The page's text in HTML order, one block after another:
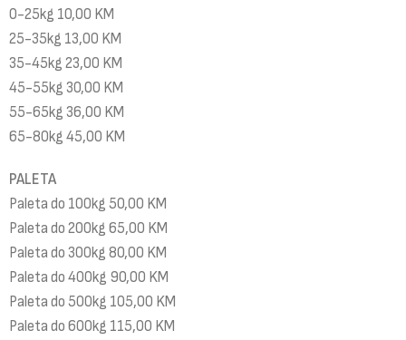
0-25kg 10,00 KM
25-35kg 13,00 KM
35-45kg 23,00 KM
45-55kg 30,00 KM
55-65kg 36,00 KM
65-80kg 45,00 KM
PALETA
Paleta do 100kg 50,00 KM
Paleta do 200kg 65,00 KM
Paleta do 300kg 80,00 KM
Paleta do 400kg 90,00 KM
Paleta do 500kg 105,00 KM
Paleta do 600kg 115,00 KM